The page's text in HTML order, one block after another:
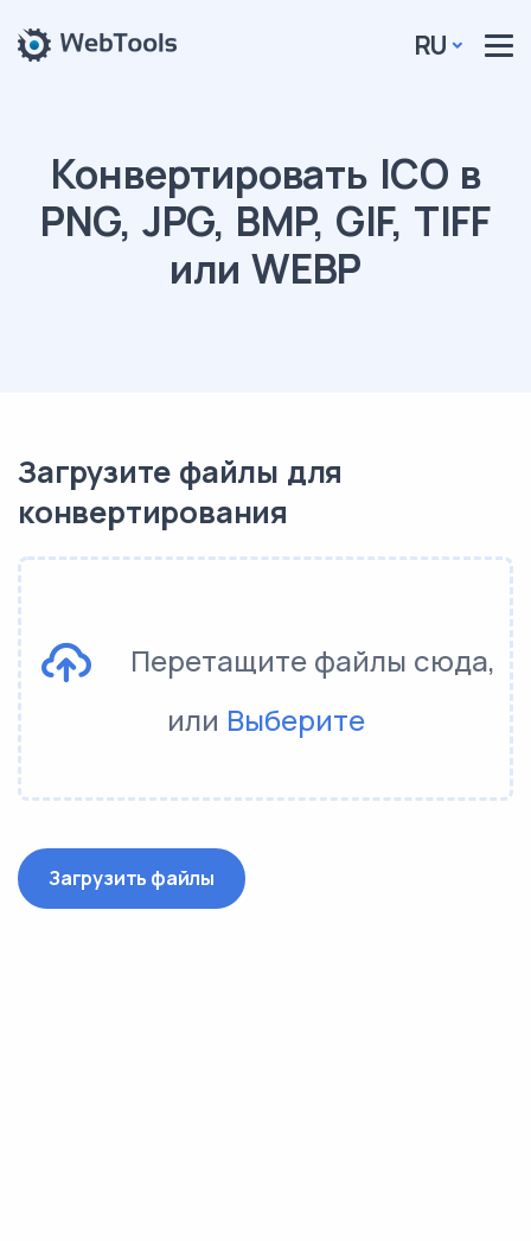
RU
Конвертировать ICO в
PNG, JPG, BMP, GIF, TIFF
или WEBP
Загрузите файлы для
конвертирования
Перетащите файлы сюда,
или Выберите